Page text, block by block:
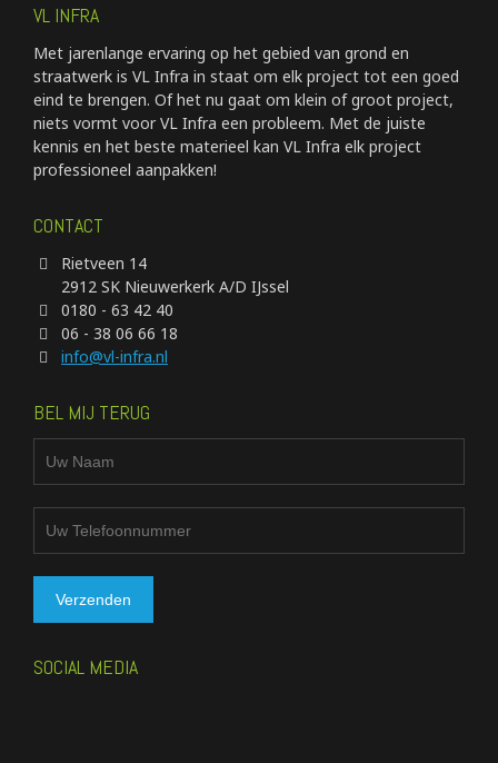
VL INFRA
Met jarenlange ervaring op het gebied van grond en
straatwerk is VL Infra in staat om elk project tot een goed
eind te brengen. Of het nu gaat om klein of groot project,
niets vormt voor VL Infra een probleem. Met de juiste
kennis en het beste materieel kan VL Infra elk project
professioneel aanpakken!
CONTACT
Rietveen 14
2912 SK Nieuwerkerk A/D IJssel
0180 - 63 42 40
06 - 38 06 66 18
info@vl-infra.nl
BEL MIJ TERUG
SOCIAL MEDIA